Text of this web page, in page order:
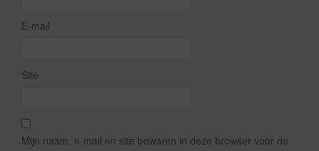
E-mail
Site
Mijn naam, e-mail en site bewaren in deze browser voor de